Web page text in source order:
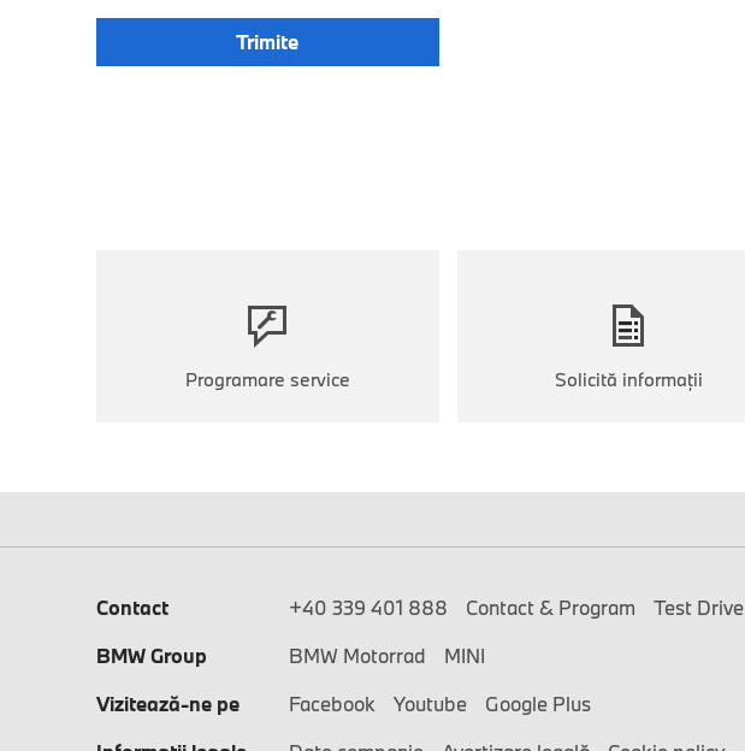
Programare service Solicită informații
Contact +40 339 401 888 Contact & Program Test Drive
BMW Group
BMW Motorrad
MINI
Vizitează-ne pe
Facebook Youtube
Google Plus